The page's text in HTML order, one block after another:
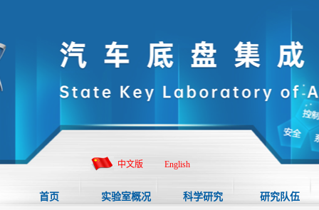
中文版 English
首页 实验室概况 科学研究 研究队伍